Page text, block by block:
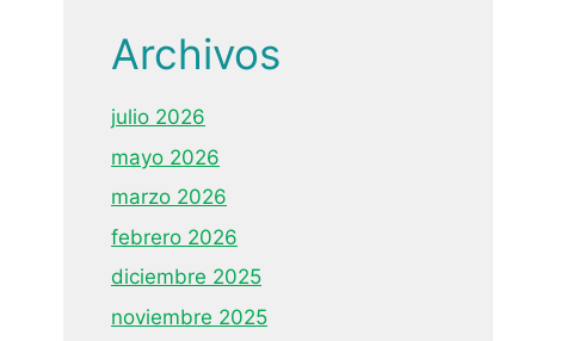
Archivos
julio 2026
mayo 2026
marzo 2026
febrero 2026
diciembre 2025
noviembre 2025